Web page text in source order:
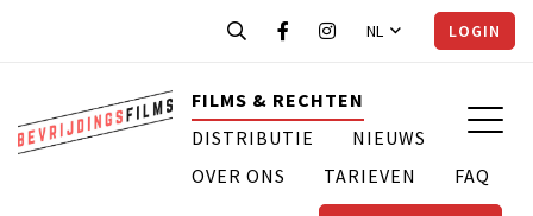
NL LOGIN
FILMS & RECHTEN
DISTRIBUTIE
NIEUWS
OVER ONS
TARIEVEN FAQ